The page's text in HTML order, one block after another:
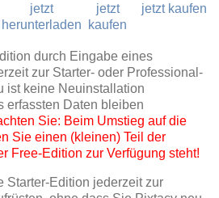
jetzt
herunterladen
jetzt
kaufen
jetzt kaufen
durch Eingabe eines
zur Starter- oder Professional-
ist keine Neuinstallation
erfassten Daten bleiben
Sie: Beim Umstieg auf die
Sie einen (kleinen) Teil der
Free-Edition zur Verfügung steht!
Starter-Edition jederzeit zur